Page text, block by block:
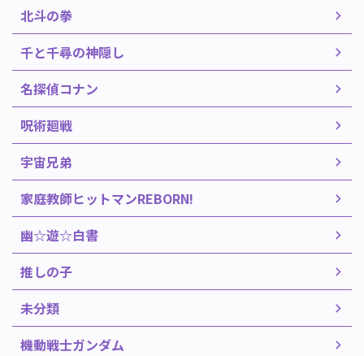
北斗の拳
千と千尋の神隠し
名探偵コナン
呪術廻戦
宇宙兄弟
家庭教師ヒットマンREBORN!
幽☆遊☆白書
推しの子
未分類
機動戦士ガンダム